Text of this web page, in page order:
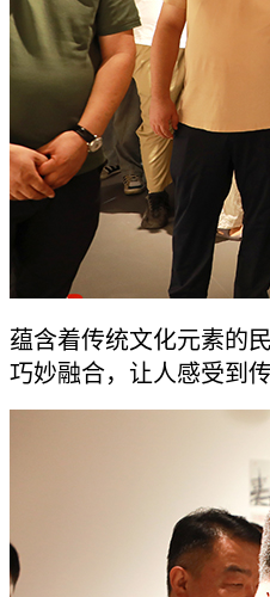
蕴含着传统文化元素的
巧妙融合，让人感受到